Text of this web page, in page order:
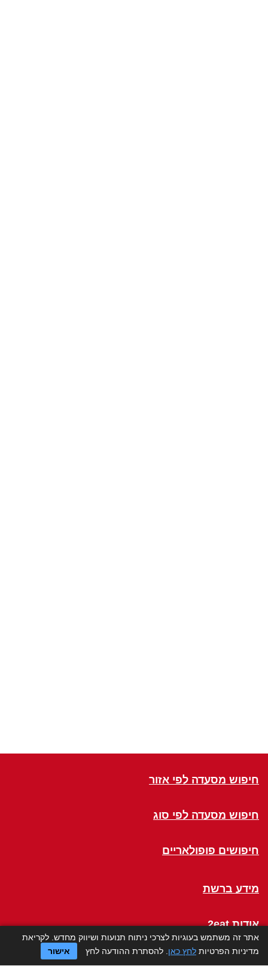
חיפוש מסעדה לפי אזור
חיפוש מסעדה לפי סוג
חיפושים פופולאריים
מידע ברשת
אודות 2eat
Click a Table
אתר זה משתמש בעוגיות לצרכי ניתוח תנועות ושיווק מחדש. לקריאת
מדיניות הפרטיות לחץ כאן . להסתרת ההודעה לחץ אישור